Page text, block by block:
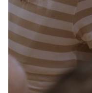
Servizi e
Contatti
FAQ